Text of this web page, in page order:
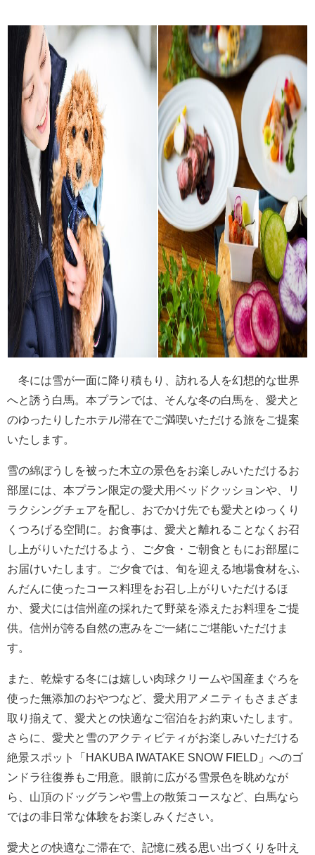
冬には雪が一面に降り積もり、訪れる人を幻想的な世界
へと誘う白馬。本プランでは、そんな冬の白馬を、愛犬と
のゆったりしたホテル滞在でご満喫いただける旅をご提案
いたします。
雪の綿ぼうしを被った木立の景色をお楽しみいただけるお
部屋には、本プラン限定の愛犬用ベッドクッションや、リ
ラクシングチェアを配し、おでかけ先でも愛犬とゆっくり
くつろげる空間に。お食事は、愛犬と離れることなくお召
し上がりいただけるよう、ご夕食・ご朝食ともにお部屋に
お届けいたします。ご夕食では、旬を迎える地場食材をふ
んだんに使ったコース料理をお召し上がりいただけるほ
か、愛犬には信州産の採れたて野菜を添えたお料理をご提
供。信州が誇る自然の恵みをご一緒にご堪能いただけま
す。
また、乾燥する冬には嬉しい肉球クリームや国産まぐろを
使った無添加のおやつなど、愛犬用アメニティもさまざま
取り揃えて、愛犬との快適なご宿泊をお約束いたします。
さらに、愛犬と雪のアクティビティがお楽しみいただける
絶景スポット「HAKUBA IWATAKE SNOW FIELD」へのゴ
ンドラ往復券もご用意。眼前に広がる雪景色を眺めなが
ら、山頂のドッグランや雪上の散策コースなど、白馬なら
ではの非日常な体験をお楽しみください。
愛犬との快適なご滞在で、記憶に残る思い出づくりを叶え